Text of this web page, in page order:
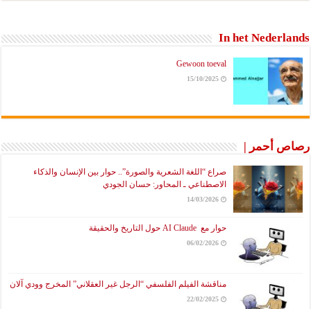
In het Nederlands
Gewoon toeval
15/10/2025
رصاص أحمر |
صراع “اللغة الشعرية والصورة”.. حوار بين الإنسان والذكاء
الاصطناعي ـ المحاور: حسان الجودي
14/03/2026
حوار مع AI Claude حول التاريخ والحقيقة
06/02/2026
مناقشة الفيلم الفلسفي “الرجل غير العقلاني” المخرج وودي آلان
22/02/2025